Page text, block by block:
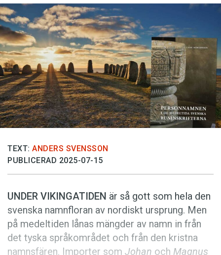
Podden
Anmäl till språkpolisen
Föreslå nyord
Annonsera
Prenumerera
Läs Språktidningen digitalt
Press
TEXT: ANDERS SVENSSON
PUBLICERAD 2025-07-15
UNDER VIKINGATIDEN är så gott som hela den
svenska namnfloran av nordiskt ursprung. Men
på medeltiden lånas mängder av namn in från
det tyska språkområdet och från den kristna
namnsfären. Importer som Johan och Magnus